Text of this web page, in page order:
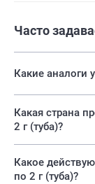
Часто
Какие аналоги
Какая страна
2 г (туба)?
Какое
по 2 г (туба)?